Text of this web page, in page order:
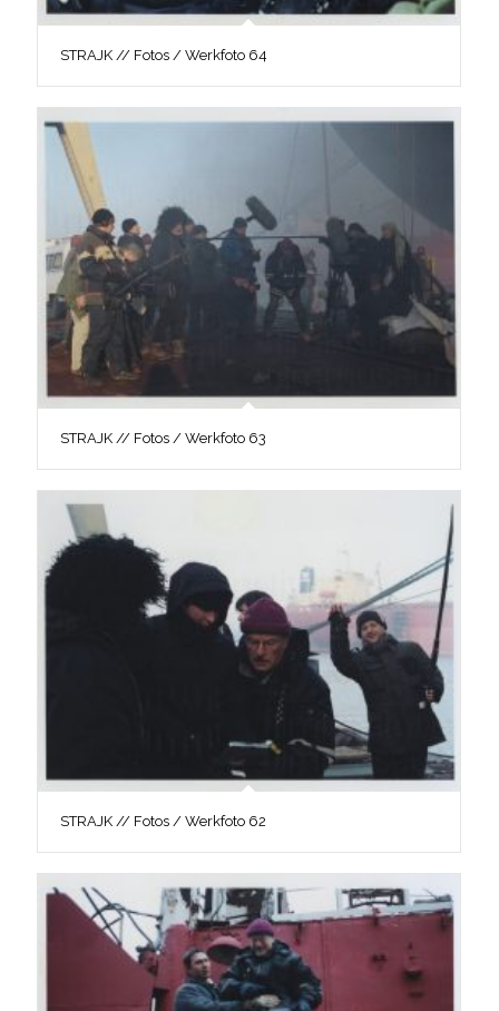
STRAJK // Fotos / Werkfoto 64
STRAJK // Fotos / Werkfoto 63
STRAJK // Fotos / Werkfoto 62